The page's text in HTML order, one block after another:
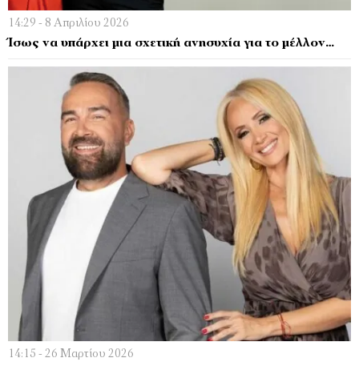
14:29 - 8 Απριλίου 2026
Ίσως να υπάρχει μια σχετική ανησυχία για το μέλλον…
14:15 - 26 Μαρτίου 2026